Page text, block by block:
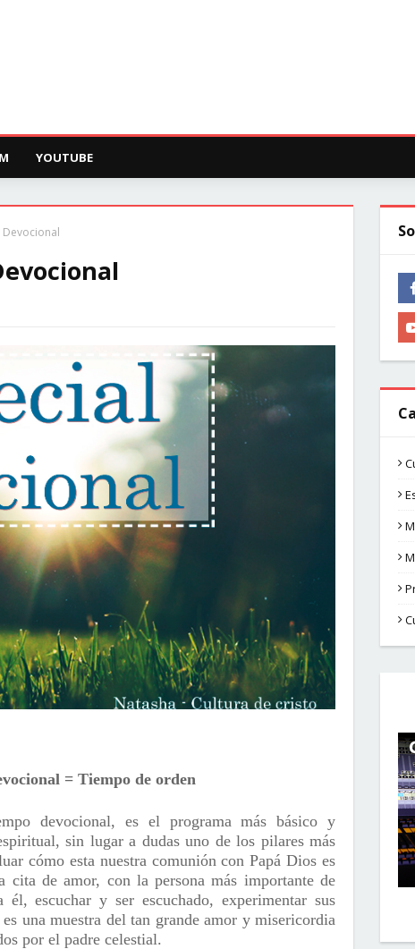
YOUTUBE
Devocional
= Tiempo de orden
devocional, es el programa más básico y
sin lugar a dudas uno de los pilares más
cómo esta nuestra comunión con Papá Dios es
de amor, con la persona más importante de
escuchar y ser escuchado, experimentar sus
una muestra del tan grande amor y misericordia
por el padre celestial.